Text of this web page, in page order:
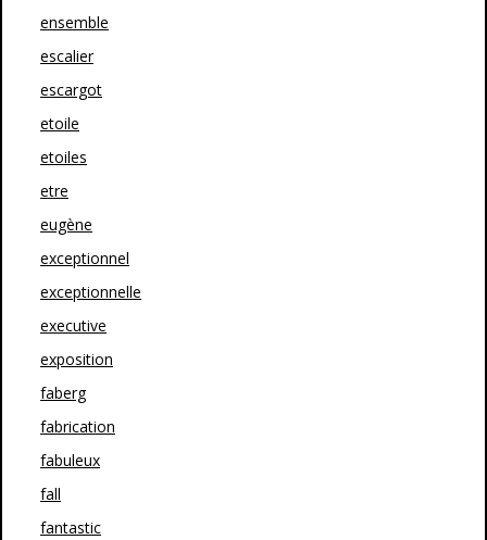
ensemble
escalier
escargot
etoile
etoiles
etre
eugène
exceptionnel
exceptionnelle
executive
exposition
faberg
fabrication
fabuleux
fall
fantastic